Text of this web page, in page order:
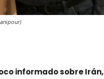
informado sobre Irán,